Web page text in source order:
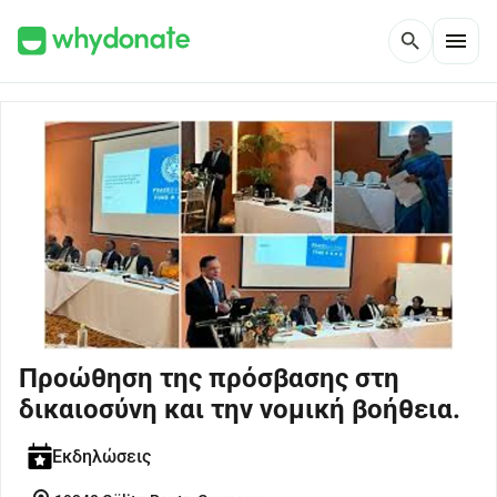
search menu
Προώθηση της πρόσβασης στη
δικαιοσύνη και την νομική βοήθεια.
Εκδηλώσεις